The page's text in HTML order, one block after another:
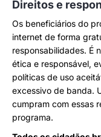
Direitos e
Os beneficiários do
internet de forma
responsabilidades. É
ética e responsável,
políticas de uso
excessivo de banda.
cumpram com essas
programa.